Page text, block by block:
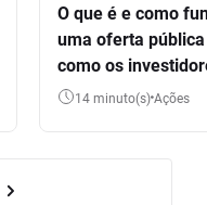
O que é e como
uma oferta
como os
participar
14 minuto(s) Ações